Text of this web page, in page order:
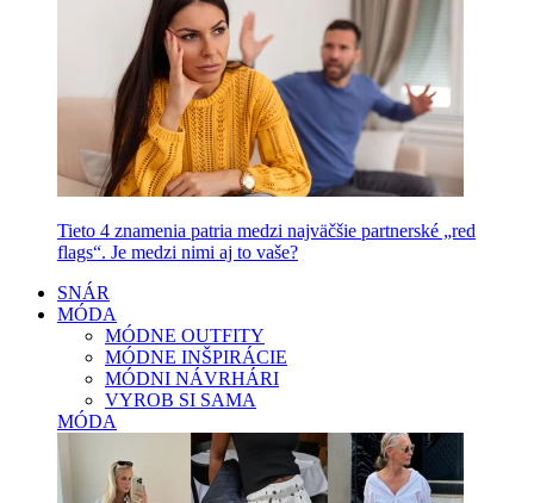
Tieto 4 znamenia patria medzi najväčšie partnerské „red
flags“. Je medzi nimi aj to vaše?
SNÁR
MÓDA
MÓDNE OUTFITY
MÓDNE INŠPIRÁCIE
MÓDNI NÁVRHÁRI
VYROB SI SAMA
MÓDA